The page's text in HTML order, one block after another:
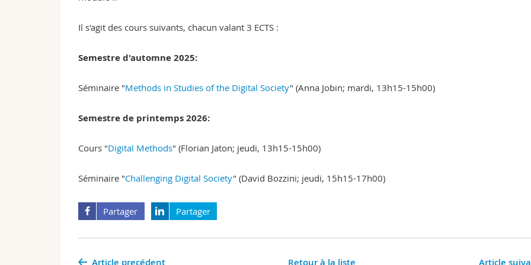
Il s'agit des cours suivants, chacun valant 3 ECTS :
Semestre d'automne 2025:
Séminaire "Methods in Studies of the Digital Society" (Anna Jobin; mardi, 13h15-15h00)
Semestre de printemps 2026:
Cours "Digital Methods" (Florian Jaton; jeudi, 13h15-15h00)
Séminaire "Challenging Digital Society" (David Bozzini; jeudi, 15h15-17h00)
Partager Partager
Article
Article precédent Retour à la liste